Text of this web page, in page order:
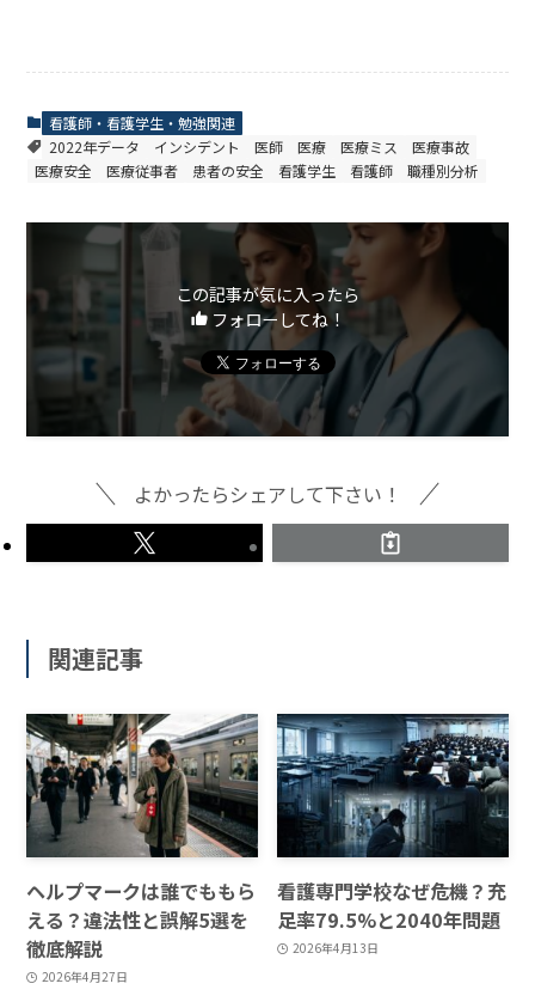
看護師・看護学生・勉強関連
2022年データ
インシデント 医師 医療 医療ミス
医療事故
医療安全
医療従事者 患者の安全 看護学生 看護師 職種別分析
この記事が気に入ったら
フォローしてね！
よかったらシェアして下さい！
関連記事
ヘルプマークは誰でももら
える？違法性と誤解5選を
徹底解説
2026年4月27日
看護専門学校なぜ危機？充
足率79.5%と2040年問題
2026年4月13日